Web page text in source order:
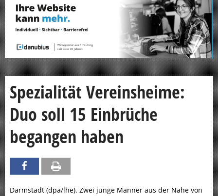
Spezialität Vereinsheime:
Duo soll 15 Einbrüche
begangen haben
Darmstadt (dpa/lhe). Zwei junge Männer aus der Nähe von